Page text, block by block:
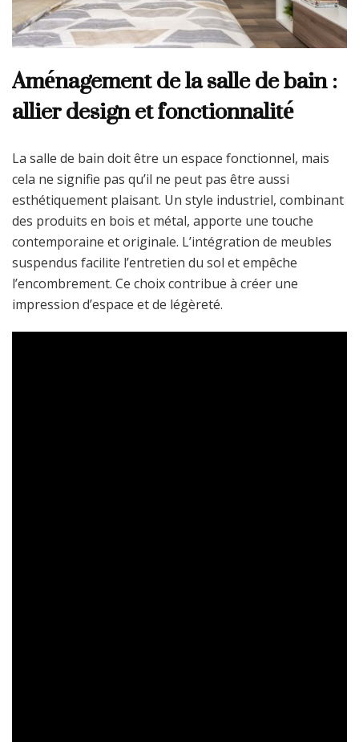
Aménagement de la salle de bain :
allier design et fonctionnalité
La salle de bain doit être un espace fonctionnel, mais
cela ne signifie pas qu’il ne peut pas être aussi
esthétiquement plaisant. Un style industriel, combinant
des produits en bois et métal, apporte une touche
contemporaine et originale. L’intégration de meubles
suspendus facilite l’entretien du sol et empêche
l’encombrement. Ce choix contribue à créer une
impression d’espace et de légèreté.